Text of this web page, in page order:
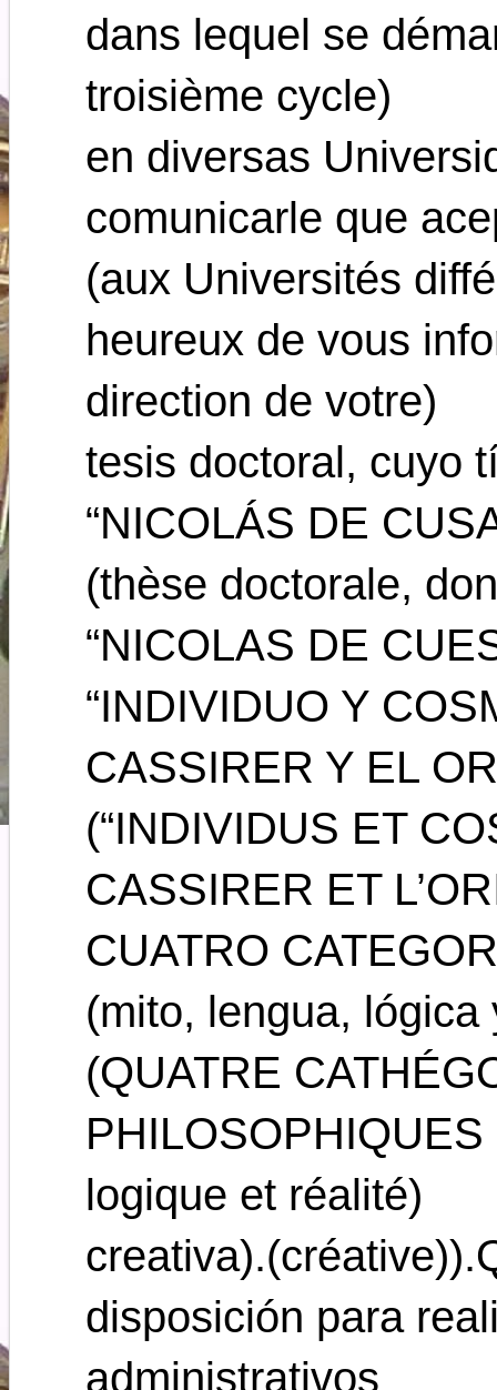
dans lequel se
troisième cycle)
en diversas
comunicarle que
(aux Universités
heureux de vous
direction de votre)
tesis doctoral, cuyo
“NICOLÁS DE
(thèse doctorale,
“NICOLAS DE
“INDIVIDUO Y
CASSIRER Y EL
(“INDIVIDUS ET
CASSIRER ET
CUATRO
(mito, lengua, lógica
(QUATRE
logique et réalité)
disposición para
administrativos